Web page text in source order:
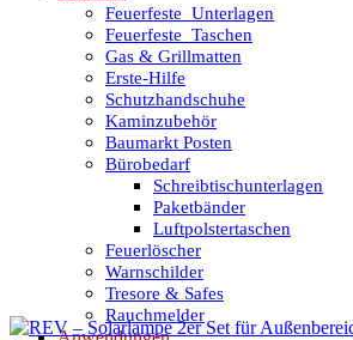
Feuerfeste_Unterlagen
Feuerfeste_Taschen
Gas & Grillmatten
Erste-Hilfe
Schutzhandschuhe
Kaminzubehör
Baumarkt Posten
Bürobedarf
Schreibtischunterlagen
Paketbänder
Luftpolstertaschen
Feuerlöscher
Warnschilder
Tresore & Safes
Rauchmelder